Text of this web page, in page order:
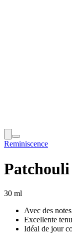
Reminiscence
30 ml
Avec des
Excellente
Idéal de jour